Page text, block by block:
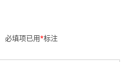
必填项已用*标注